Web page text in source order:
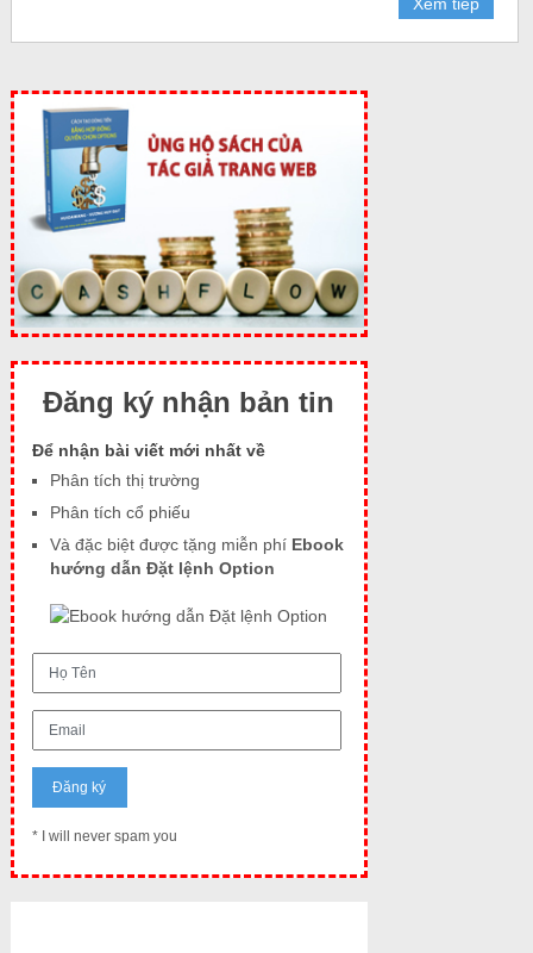
Đăng ký nhận bản tin
Để nhận bài viết mới nhất về
Phân tích thị trường
Phân tích cổ phiếu
Và đặc biệt được tặng miễn phí Ebook
hướng dẫn Đặt lệnh Option
* I will never spam you